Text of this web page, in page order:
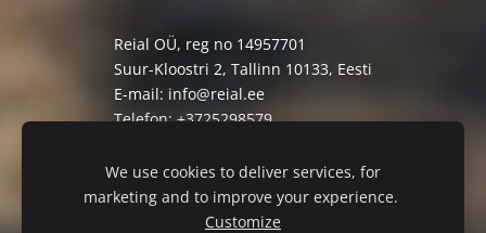
Reial OÜ, reg no 14957701
Suur-Kloostri 2, Tallinn 10133, Eesti
E-mail: info@reial.ee
Telefon: +3725298579
Müügi-ja tagastustingimused
Privaatsuspoliitika
We use cookies to deliver services, for
marketing and to improve your experience.
Customize